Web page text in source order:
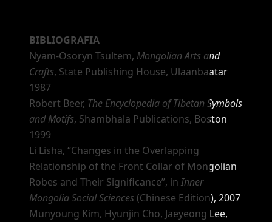
BIBLIOGRAFIA
Nyam-Osoryn Tsultem, Mongolian Arts and
Crafts, State Publishing House, Ulaanbaatar
1987
Robert Beer, The Encyclopedia of Tibetan Symbols
and Motifs, Shambhala Publications, Boston
1999
Li Lisha, “Changes in the Overlapping
Relationship of the Front Collar of Mongolian
Robes and Their Significance”, in Inner
Mongolia Social Sciences (Chinese Edition), 2007
Munyoung Kim, Hyunjin Cho, Jaeyeong Lee,